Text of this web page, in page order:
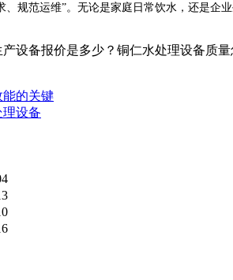
规范运维”。无论是家庭日常饮水，还是
设备报价是多少？铜仁水处理设备质
能的关键
设备